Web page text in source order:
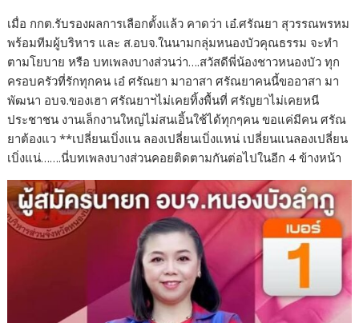
เมื่อ กกต.รับรองผลการเลือกตั้งแล้ว คาดว่า เอ๋.ศรัณยา สุวรรณพรหม
พร้อมทีมผู้บริหาร และ ส.อบจ.ในนามกลุ่มหนองบัวคุณธรรม จะทำ
ตามโยบาย หรือ บทเพลงบางส่วนว่า….สวัสดีพี่น้องชาวหนองบัว ทุก
ครอบครัวที่รักทุกคน เอ๋ ศรัณยา มาอาสา ศรัณยาคนนี้ขออาสา มา
พัฒนา อบจ.ของเฮา ศรัณยาฯไม่เคยทิ้งพื้นที่ ศรัญยาไม่เคยหนี
ประชาชน งานเล็กงานใหญ่ไม่สนเอิ้นใช้ได้ทุกๆคน ขอแค่มีคน ศรัณ
ยาต้องแว **เปลี่ยนเบิ่งแน ลองเปลี่ยนเบิ่งแหน่ เปลี่ยนแนลองเปลี่ยน
เบิ่งแน่…….นี่บทเพลงบางส่วนคอยติดตามกันต่อไปในอีก 4 ข้างหน้า